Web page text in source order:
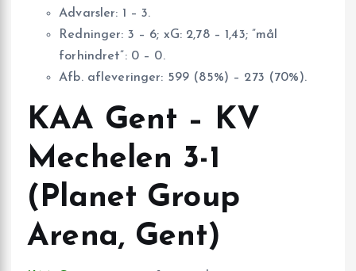
Advarsler: 1 – 3.
Redninger: 3 – 6; xG: 2,78 – 1,43; ”mål
forhindret”: 0 – 0.
Afb. afleveringer: 599 (85%) – 273 (70%).
KAA Gent – KV
Mechelen 3-1
(Planet Group
Arena, Gent)